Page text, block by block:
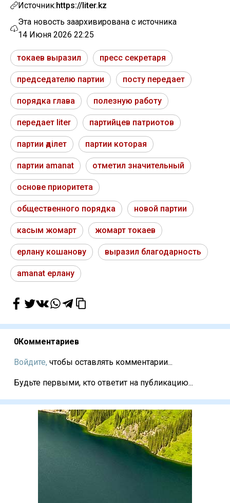
Источник:https://liter.kz
Эта новость заархивирована с источника
14 Июня 2026 22:25
токаев выразил пресс секретаря
председателю партии посту передает
порядка глава полезную работу
передает liter партийцев патриотов
партии әділет партии которая
партии amanat отметил значительный
основе приоритета
общественного порядка новой партии
касым жомарт жомарт токаев
ерлану кошанову выразил благодарность
amanat ерлану
0Комментариев
Войдите, чтобы оставлять комментарии...
Будьте первыми, кто ответит на публикацию...